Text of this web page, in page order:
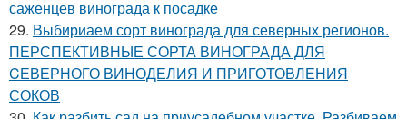
саженцев винограда к посадке
29. Выбириаем сорт винограда для северных регионов.
ПЕРСПЕКТИВНЫЕ СОРТА ВИНОГРАДА ДЛЯ
CЕВЕРНОГО ВИНОДЕЛИЯ И ПРИГОТОВЛЕНИЯ
СОКОВ